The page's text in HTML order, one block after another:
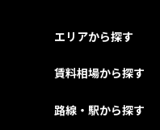
エリアから探す
賃料相場から探す
路線・駅から探す